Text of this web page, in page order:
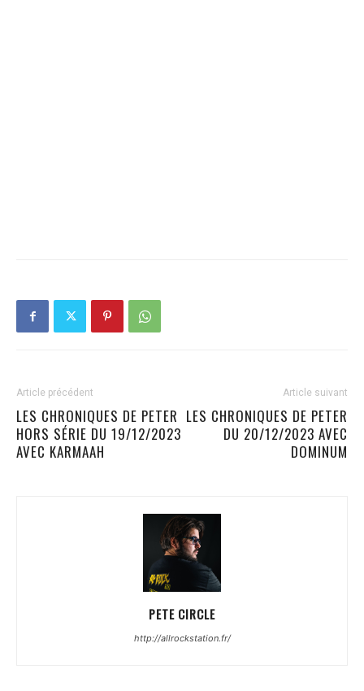
Article précédent
LES CHRONIQUES DE PETER
HORS SÉRIE DU 19/12/2023
AVEC KARMAAH
Article suivant
LES CHRONIQUES DE PETER
DU 20/12/2023 AVEC
DOMINUM
PETE CIRCLE
http://allrockstation.fr/